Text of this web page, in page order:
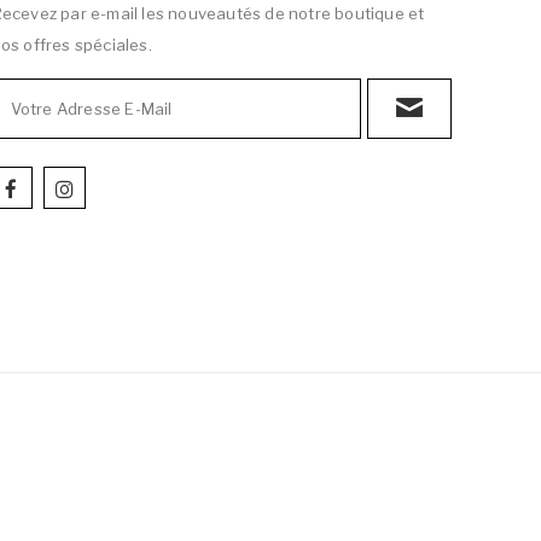
par e-mail les nouveautés de notre boutique et
offres spéciales.